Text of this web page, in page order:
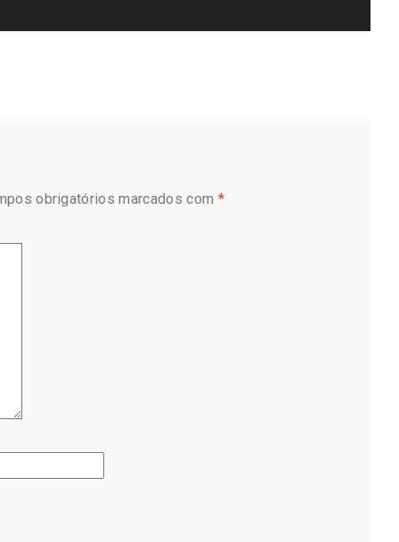
obrigatórios marcados com *